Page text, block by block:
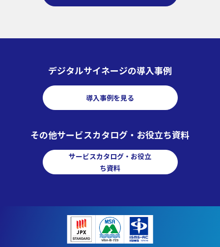
デジタルサイネージの導入事例
導入事例を見る
その他サービスカタログ・お役立ち資料
サービスカタログ・お役立
ち資料